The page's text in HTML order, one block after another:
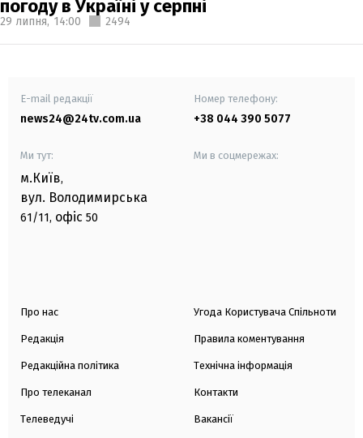
погоду в Україні у серпні
29 липня, 14:00 2494
E-mail редакції
news24@24tv.com.ua
Номер телефону:
+38 044 390 5077
Ми тут:
м.Київ,
вул. Володимирська
61/11, офіс 50
Ми в соцмережах:
Про нас
Редакція
Редакційна політика
Про телеканал
Телеведучі
Угода Користувача Спільноти
Правила коментування
Технічна інформація
Контакти
Вакансії